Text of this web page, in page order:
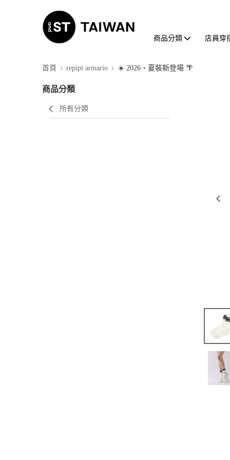
商品分類 店員穿
首頁 repipi armario ☀️ 2026・夏裝新登場 🌴
商品分類
所有分類